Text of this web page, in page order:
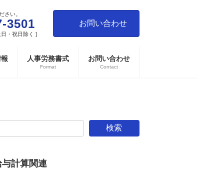
さい。
3501
・祝日除く ]
お問い合わせ
人事労務書式
Format
お問い合わせ
Contact
検索
与計算関連